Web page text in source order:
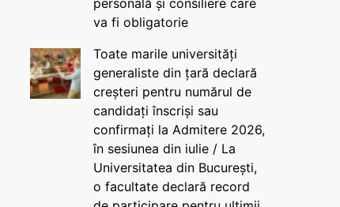
personală și consiliere care
va fi obligatorie
Toate marile universități
generaliste din țară declară
creșteri pentru numărul de
candidați înscriși sau
confirmați la Admitere 2026,
în sesiunea din iulie / La
Universitatea din București,
o facultate declară record